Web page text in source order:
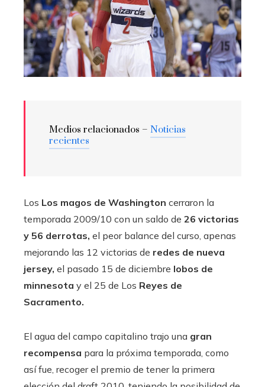
Medios relacionados – Noticias
recientes
Los Los magos de Washington cerraron la
temporada 2009/10 con un saldo de 26 victorias
y 56 derrotas, el peor balance del curso, apenas
mejorando las 12 victorias de redes de nueva
jersey, el pasado 15 de diciembre lobos de
minnesota y el 25 de Los Reyes de
Sacramento.
El agua del campo capitalino trajo una gran
recompensa para la próxima temporada, como
así fue, recoger el premio de tener la primera